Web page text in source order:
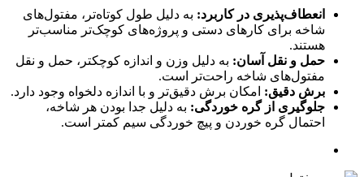
انعطاف‌پذیری در کاربرد: به دلیل طول کوتاه‌تر، مفتول‌های
شاخه برای کارهای دستی و پروژه‌های کوچک‌تر مناسب‌تر
هستند.
حمل و نقل آسان: به دلیل وزن و اندازه کوچکتر، حمل و نقل
مفتول‌های شاخه راحت‌تر است.
برش دقیق: امکان برش دقیق‌تر و با اندازه دلخواه وجود دارد.
جلوگیری از گره خوردگی: به دلیل جدا بودن هر شاخه،
احتمال گره خوردن و پیچ خوردگی سیم کمتر است.